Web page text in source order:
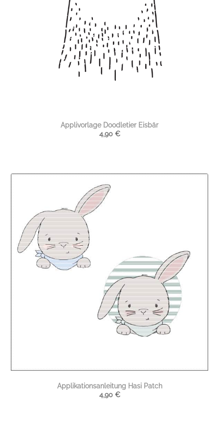
Applivorlage Doodletier Eisbär
4,90 €
Applikationsanleitung Hasi Patch
4,90 €